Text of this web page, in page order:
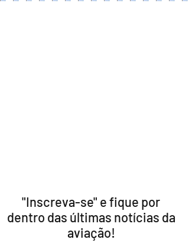
"Inscreva-se" e fique por
dentro das últimas notícias da
aviação!